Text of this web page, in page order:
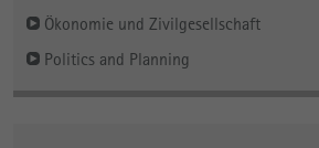
Ökonomie und Zivilgesellschaft
Politics and Planning